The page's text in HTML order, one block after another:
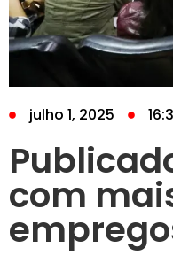
julho 1, 2025
com